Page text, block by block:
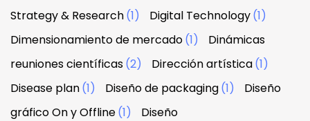
Strategy & Research(1) Digital Technology(1)
Dimensionamiento de mercado(1)
Dinámicas
reuniones científicas(2) Dirección artística(1)
Disease plan(1) Diseño de packaging(1)
Diseño
gráfico On y Offline(1)
Diseño